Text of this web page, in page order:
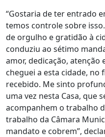
“Gostaria de ter entrado
temos controle sobre
de orgulho e gratidão à
conduziu ao sétimo
amor, dedicação, atenção
cheguei a esta cidade, no
recebido. Me sinto
uma vez nesta Casa, que
acompanhem o trabalho
trabalho da Câmara
mandato e cobrem”,